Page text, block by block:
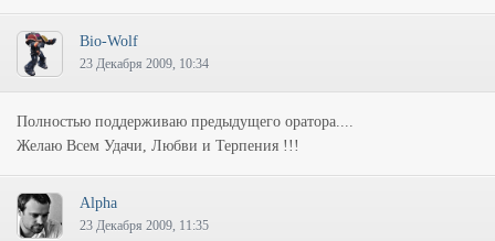
Bio-Wolf
23 Декабря 2009, 10:34
Полностью поддерживаю предыдущего оратора....
Желаю Всем Удачи, Любви и Терпения !!!
Alpha
23 Декабря 2009, 11:35